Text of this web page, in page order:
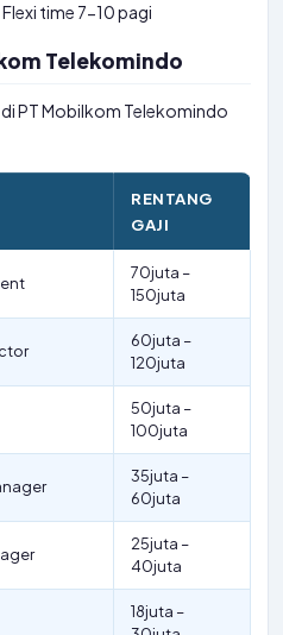
Flexi time 7-10 pagi
Telekomindo
PT Mobilkom Telekomindo
RENTANG
GAJI
70juta –
150juta
60juta –
120juta
50juta –
100juta
35juta –
60juta
25juta –
40juta
18juta –